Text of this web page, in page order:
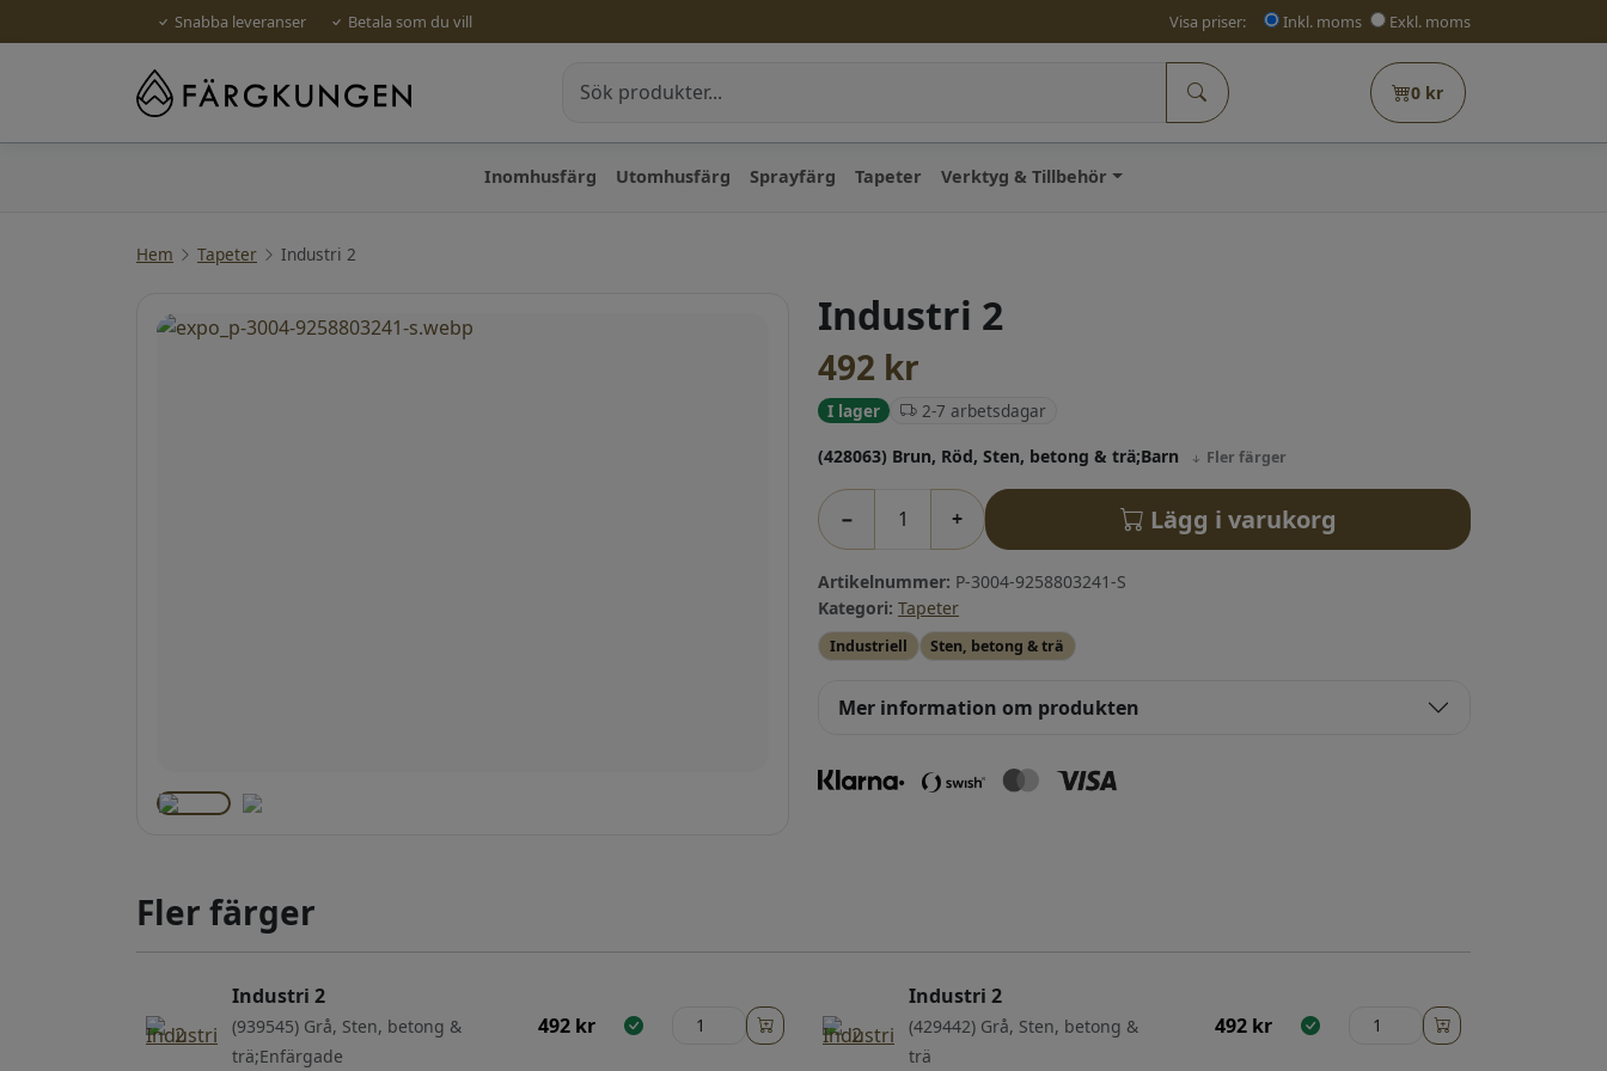
Snabba leveranser Betala som du vill Visa priser: Inkl. moms Exkl. moms
0 kr
Inomhusfärg Utomhusfärg Sprayfärg Tapeter Verktyg & Tillbehör
Hem Tapeter Industri 2
Industri 2
492 kr
I lager 2-7 arbetsdagar
(428063) Brun, Röd, Sten, betong & trä;Barn Fler färger
− + Lägg i varukorg
Artikelnummer: P-3004-9258803241-S
Kategori: Tapeter
Industriell Sten, betong & trä
Mer information om produkten
Fler färger
Industri 2
(939545) Grå, Sten, betong &
trä;Enfärgade
492 kr
Industri 2
(429442) Grå, Sten, betong &
trä
492 kr